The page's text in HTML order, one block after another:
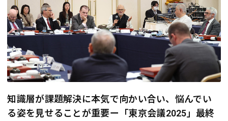
知識層が課題解決に本気で向かい合い、悩んでい
る姿を見せることが重要ー「東京会議2025」最終